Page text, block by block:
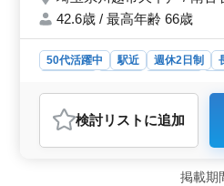
42.6歳 / 最高年齢 66歳
50代活躍中 駅近 週休2日制
医療事務・受
おすすめポイント
＜駅近での医療事務募集＞ 整
療事務を募集中です。駅から
検討リスト に追加
掲載期